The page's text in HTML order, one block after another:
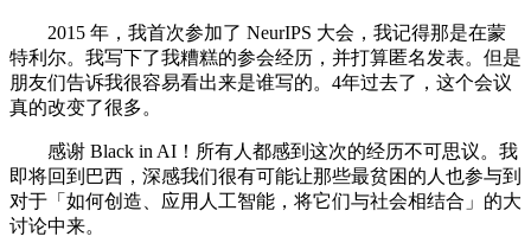
2015 年，我首次参加了 NeurIPS 大会，我记得那是在蒙
特利尔。我写下了我糟糕的参会经历，并打算匿名发表。但是
朋友们告诉我很容易看出来是谁写的。4年过去了，这个会议
真的改变了很多。
感谢 Black in AI！所有人都感到这次的经历不可思议。我
即将回到巴西，深感我们很有可能让那些最贫困的人也参与到
对于「如何创造、应用人工智能，将它们与社会相结合」的大
讨论中来。